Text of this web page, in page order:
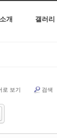
개 갤러리
로 보기 검색